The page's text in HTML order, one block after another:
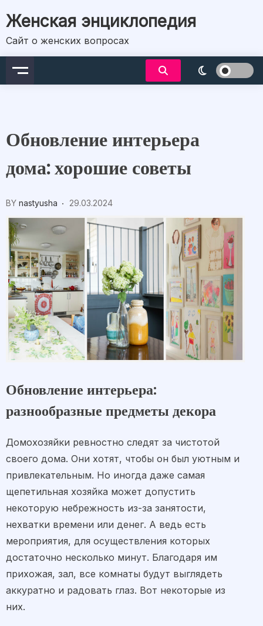
to
content
Женская энциклопедия
Сайт о женских вопросах
Обновление интерьера
дома: хорошие советы
BY nastyusha 29.03.2024
Обновление интерьера:
разнообразные предметы декора
Домохозяйки ревностно следят за чистотой
своего дома. Они хотят, чтобы он был уютным и
привлекательным. Но иногда даже самая
щепетильная хозяйка может допустить
некоторую небрежность из-за занятости,
нехватки времени или денег. А ведь есть
мероприятия, для осуществления которых
достаточно несколько минут. Благодаря им
прихожая, зал, все комнаты будут выглядеть
аккуратно и радовать глаз. Вот некоторые из
них.